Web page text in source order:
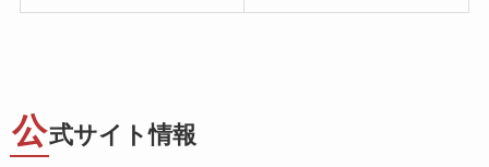
公式サイト情報